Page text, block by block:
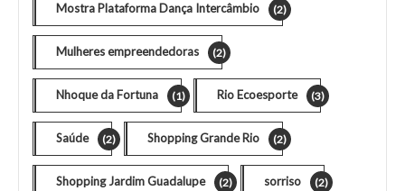
Mostra Plataforma Dança Intercâmbio (2)
Mulheres empreendedoras (2)
Nhoque da Fortuna (1) Rio Ecoesporte (3)
Saúde (2) Shopping Grande Rio (2)
Shopping Jardim Guadalupe (2) sorriso (2)